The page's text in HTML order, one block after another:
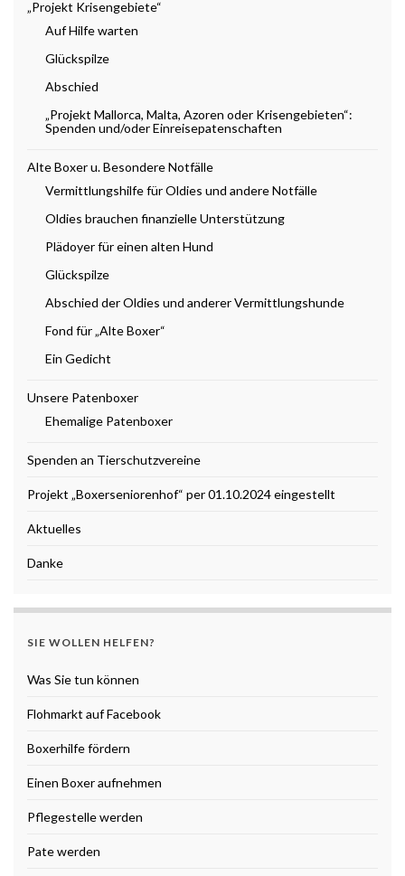
„Projekt Krisengebiete“
Auf Hilfe warten
Glückspilze
Abschied
„Projekt Mallorca, Malta, Azoren oder Krisengebieten“:
Spenden und/oder Einreisepatenschaften
Alte Boxer u. Besondere Notfälle
Vermittlungshilfe für Oldies und andere Notfälle
Oldies brauchen finanzielle Unterstützung
Plädoyer für einen alten Hund
Glückspilze
Abschied der Oldies und anderer Vermittlungshunde
Fond für „Alte Boxer“
Ein Gedicht
Unsere Patenboxer
Ehemalige Patenboxer
Spenden an Tierschutzvereine
Projekt „Boxerseniorenhof“ per 01.10.2024 eingestellt
Aktuelles
Danke
SIE WOLLEN HELFEN?
Was Sie tun können
Flohmarkt auf Facebook
Boxerhilfe fördern
Einen Boxer aufnehmen
Pflegestelle werden
Pate werden